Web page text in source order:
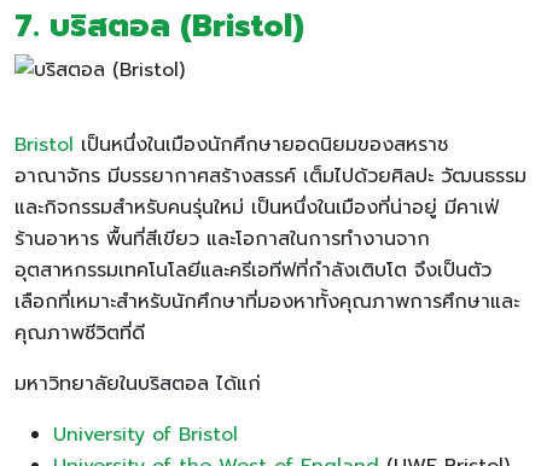
7. บริสตอล (Bristol)
Bristol เป็นหนึ่งในเมืองนักศึกษายอดนิยมของสหราช
อาณาจักร มีบรรยากาศสร้างสรรค์ เต็มไปด้วยศิลปะ วัฒนธรรม
และกิจกรรมสำหรับคนรุ่นใหม่ เป็นหนึ่งในเมืองที่น่าอยู่ มีคาเฟ่
ร้านอาหาร พื้นที่สีเขียว และโอกาสในการทำงานจาก
อุตสาหกรรมเทคโนโลยีและครีเอทีฟที่กำลังเติบโต จึงเป็นตัว
เลือกที่เหมาะสำหรับนักศึกษาที่มองหาทั้งคุณภาพการศึกษาและ
คุณภาพชีวิตที่ดี
มหาวิทยาลัยในบริสตอล ได้แก่
University of Bristol